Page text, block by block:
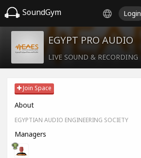
SoundGym Login
EGYPT PRO AUDIO
LIVE SOUND & RECORDING
Join Space
About
EGYPTIAN AUDIO ENGINEERING SOCIETY
Managers